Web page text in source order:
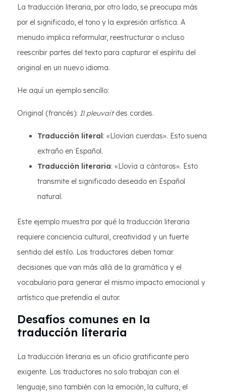
La traducción literaria, por otro lado, se preocupa más
por el significado, el tono y la expresión artística. A
menudo implica reformular, reestructurar o incluso
reescribir partes del texto para capturar el espíritu del
original en un nuevo idioma.
He aquí un ejemplo sencillo:
Original (francés): Il pleuvaitdes cordes.
Traducción literal: «Llovían cuerdas». Esto suena
extraño en Español.
Traducción literaria: «Llovía a cántaros». Esto
transmite el significado deseado en Español
natural.
Este ejemplo muestra por qué la traducción literaria
requiere conciencia cultural, creatividad y un fuerte
sentido del estilo. Los traductores deben tomar
decisiones que van más allá de la gramática y el
vocabulario para generar el mismo impacto emocional y
artístico que pretendía el autor.
Desafíos comunes en la
traducción literaria
La traducción literaria es un oficio gratificante pero
exigente. Los traductores no solo trabajan con el
lenguaje, sino también con la emoción, la cultura, el